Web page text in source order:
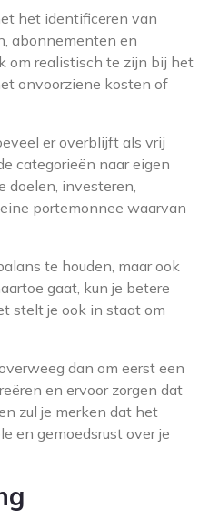
het identificeren van
abonnementen en
om realistisch te zijn bij het
onvoorziene kosten of
er overblijft als vrij
categorieën naar eigen
doelen, investeren,
portemonnee waarvan
te houden, maar ook
gaat, kun je betere
stelt je ook in staat om
dan om eerst een
en ervoor zorgen dat
zul je merken dat het
en gemoedsrust over je